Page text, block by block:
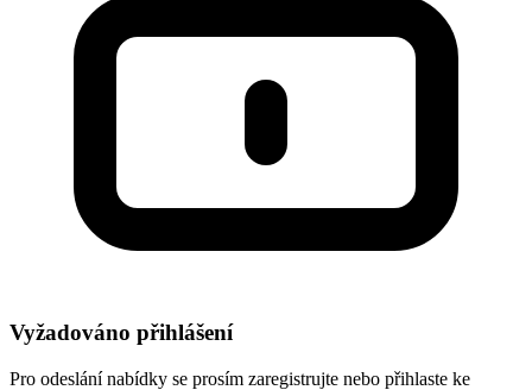
Vyžadováno přihlášení
Pro odeslání nabídky se prosím zaregistrujte nebo přihlaste ke